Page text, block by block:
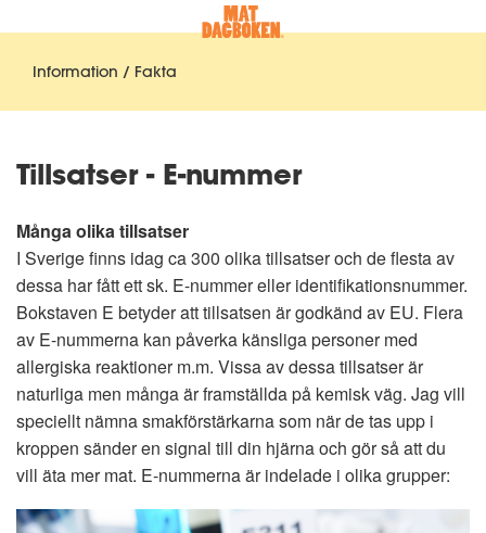
Information / Fakta
Tillsatser - E-nummer
Många olika tillsatser
I Sverige finns idag ca 300 olika tillsatser och de flesta av
dessa har fått ett sk. E-nummer eller identifikationsnummer.
Bokstaven E betyder att tillsatsen är godkänd av EU. Flera
av E-nummerna kan påverka känsliga personer med
allergiska reaktioner m.m. Vissa av dessa tillsatser är
naturliga men många är framställda på kemisk väg. Jag vill
speciellt nämna smakförstärkarna som när de tas upp i
kroppen sänder en signal till din hjärna och gör så att du
vill äta mer mat. E-nummerna är indelade i olika grupper: